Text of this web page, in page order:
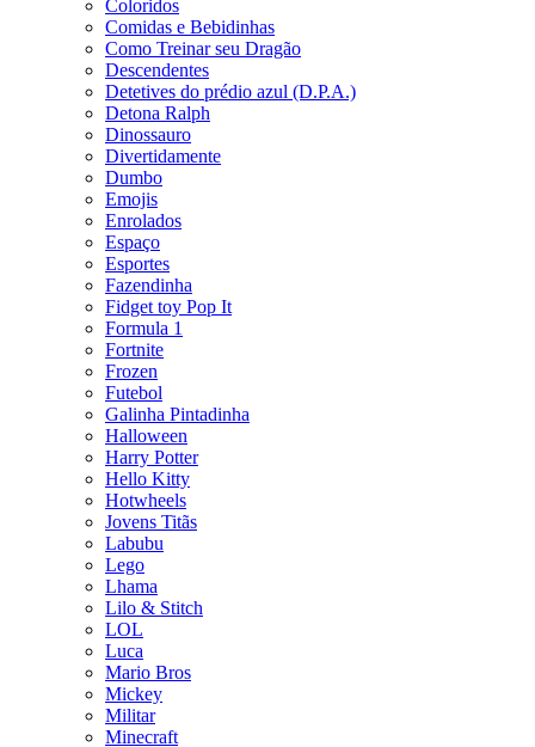
Coloridos
Comidas e Bebidinhas
Como Treinar seu Dragão
Descendentes
Detetives do prédio azul (D.P.A.)
Detona Ralph
Dinossauro
Divertidamente
Dumbo
Emojis
Enrolados
Espaço
Esportes
Fazendinha
Fidget toy Pop It
Formula 1
Fortnite
Frozen
Futebol
Galinha Pintadinha
Halloween
Harry Potter
Hello Kitty
Hotwheels
Jovens Titãs
Labubu
Lego
Lhama
Lilo & Stitch
LOL
Luca
Mario Bros
Mickey
Militar
Minecraft